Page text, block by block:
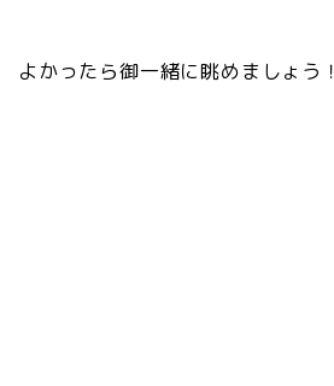
よかったら御一緒に眺めましょう！